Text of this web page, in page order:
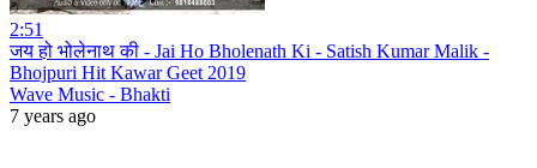
2:51
जय हो भोलेनाथ की - Jai Ho Bholenath Ki - Satish Kumar Malik -
Bhojpuri Hit Kawar Geet 2019
Wave Music - Bhakti
7 years ago